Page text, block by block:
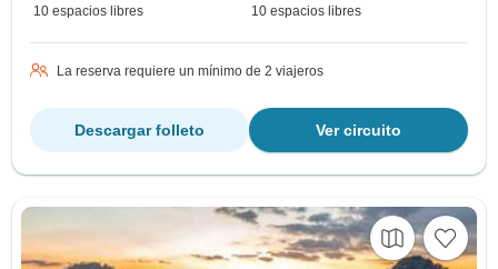
10 espacios libres 10 espacios libres
La reserva requiere un mínimo de 2 viajeros
Ver circuito
Descargar folleto